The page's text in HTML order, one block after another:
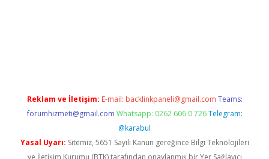
Reklam ve İletişim: E-mail: backlinkpaneli@gmail.com Teams:
forumhizmeti@gmail.com Whatsapp: 0262 606 0 726 Telegram:
@karabul
Yasal Uyarı: Sitemiz, 5651 Sayılı Kanun gereğince Bilgi Teknolojileri
ve İletişim Kurumu (BTK) tarafından onaylanmış bir Yer Sağlayıcı